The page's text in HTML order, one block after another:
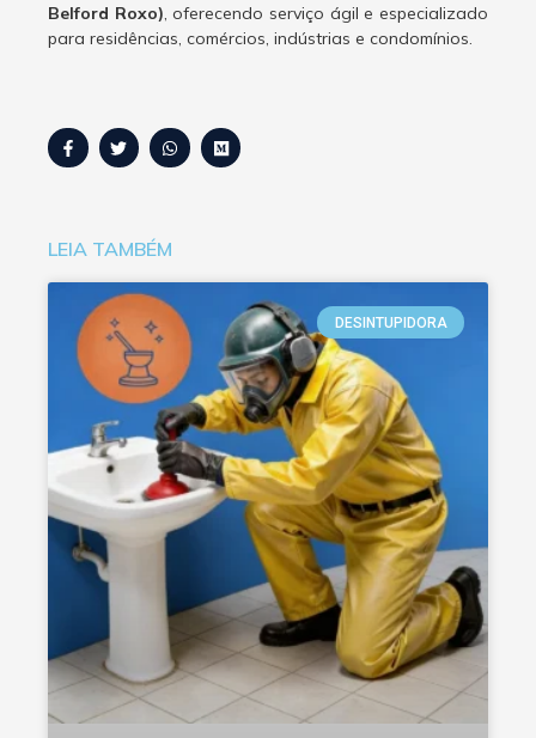
Belford Roxo), oferecendo serviço ágil e especializado
para residências, comércios, indústrias e condomínios.
LEIA TAMBÉM
DESINTUPIDORA